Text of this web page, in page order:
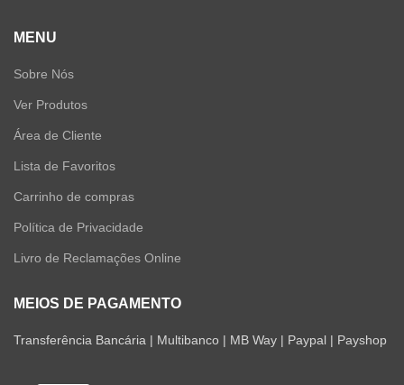
MENU
Sobre Nós
Ver Produtos
Área de Cliente
Lista de Favoritos
Carrinho de compras
Política de Privacidade
Livro de Reclamações Online
MEIOS DE PAGAMENTO
Transferência Bancária | Multibanco | MB Way | Paypal | Payshop